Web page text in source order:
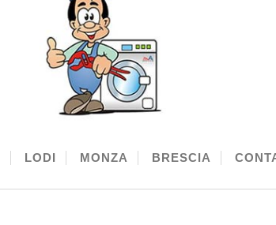
LODI MONZA BRESCIA